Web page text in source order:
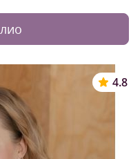
4.8